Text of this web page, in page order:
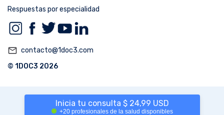
Inicia tu consulta $ 24,99 USD
+20 profesionales de la salud disponibles
Respuestas por especialidad
mail_outline contacto@1doc3.com
© 1DOC3 2026